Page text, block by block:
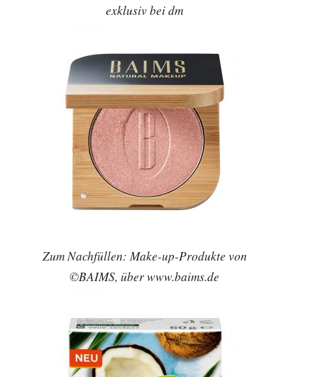
exklusiv bei dm
Zum Nachfüllen: Make-up-Produkte von
©BAIMS, über www.baims.de